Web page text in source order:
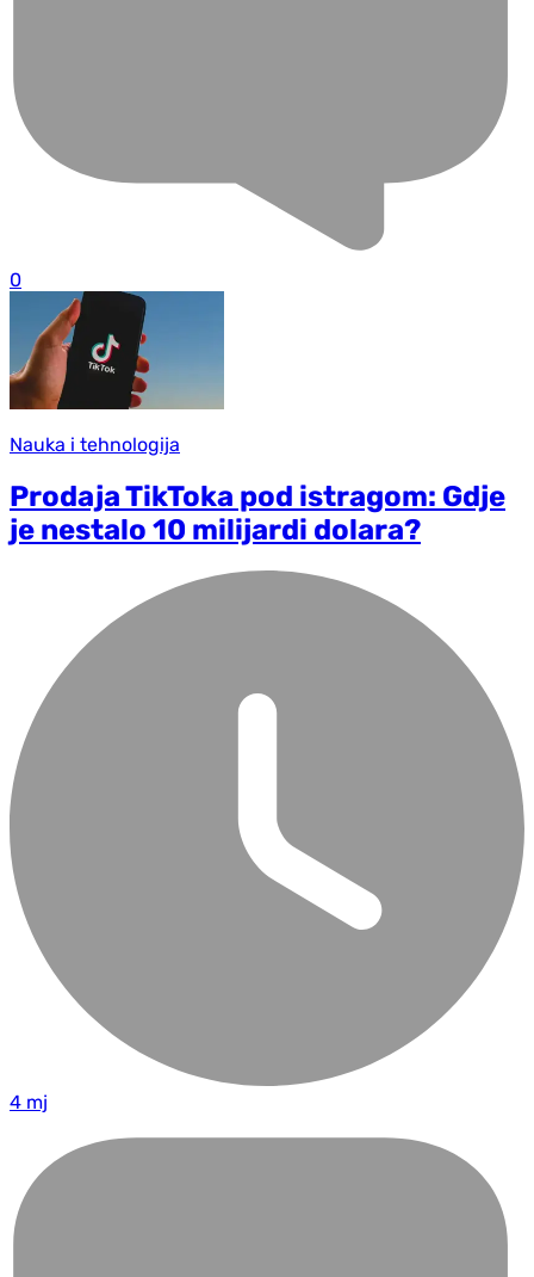
0
Nauka i tehnologija
Prodaja TikToka pod istragom: Gdje
je nestalo 10 milijardi dolara?
4 mj